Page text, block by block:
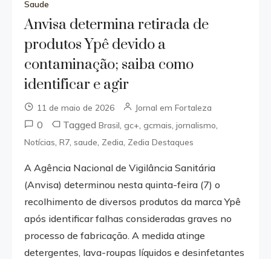
Saude
Anvisa determina retirada de
produtos Ypê devido a
contaminação; saiba como
identificar e agir
11 de maio de 2026 Jornal em Fortaleza
0 TaggedBrasil ,gc+ ,gcmais ,jornalismo
Notícias ,R7 ,saude Zedia Zedia Destaques
A Agência Nacional de Vigilância Sanitária
(Anvisa) determinou nesta quinta-feira (7) o
recolhimento de diversos produtos da marca Ypê
após identificar falhas consideradas graves no
processo de fabricação. A medida atinge
detergentes, lava-roupas líquidos e desinfetantes